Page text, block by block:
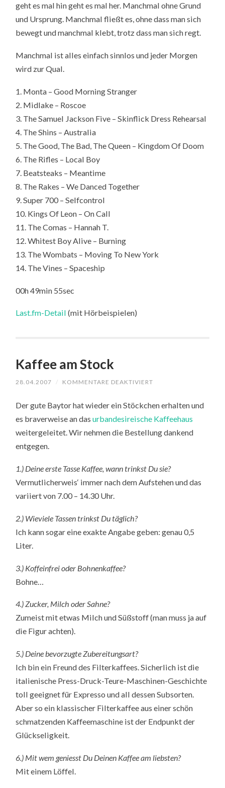
geht es mal hin geht es mal her. Manchmal ohne Grund
und Ursprung. Manchmal fließt es, ohne dass man sich
bewegt und manchmal klebt, trotz dass man sich regt.
Manchmal ist alles einfach sinnlos und jeder Morgen
wird zur Qual.
1. Monta – Good Morning Stranger
2. Midlake – Roscoe
3. The Samuel Jackson Five – Skinflick Dress Rehearsal
4. The Shins – Australia
5. The Good, The Bad, The Queen – Kingdom Of Doom
6. The Rifles – Local Boy
7. Beatsteaks – Meantime
8. The Rakes – We Danced Together
9. Super 700 – Selfcontrol
10. Kings Of Leon – On Call
11. The Comas – Hannah T.
12. Whitest Boy Alive – Burning
13. The Wombats – Moving To New York
14. The Vines – Spaceship
00h 49min 55sec
Last.fm-Detail (mit Hörbeispielen)
Kaffee am Stock
28.04.2007 / KOMMENTARE DEAKTIVIERT
STOCK
Der gute Baytor hat wieder ein Stöckchen erhalten und
es braverweise an dasurbandesireische Kaffeehaus
weitergeleitet. Wir nehmen die Bestellung dankend
entgegen.
1.) Deine erste Tasse Kaffee, wann trinkst Du sie?
Vermutlicherweis‘ immer nach dem Aufstehen und das
variiert von 7.00 – 14.30 Uhr.
2.) Wieviele Tassen trinkst Du täglich?
Ich kann sogar eine exakte Angabe geben: genau 0,5
Liter.
3.) Koffeinfrei oder Bohnenkaffee?
Bohne…
4.) Zucker, Milch oder Sahne?
Zumeist mit etwas Milch und Süßstoff (man muss ja auf
die Figur achten).
5.) Deine bevorzugte Zubereitungsart?
Ich bin ein Freund des Filterkaffees. Sicherlich ist die
italienische Press-Druck-Teure-Maschinen-Geschichte
toll geeignet für Expresso und all dessen Subsorten.
Aber so ein klassischer Filterkaffee aus einer schön
schmatzenden Kaffeemaschine ist der Endpunkt der
Glückseligkeit.
6.) Mit wem geniesst Du Deinen Kaffee am liebsten?
Mit einem Löffel.